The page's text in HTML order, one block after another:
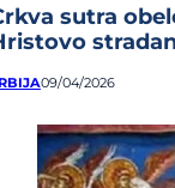
sutra
09/04/2026